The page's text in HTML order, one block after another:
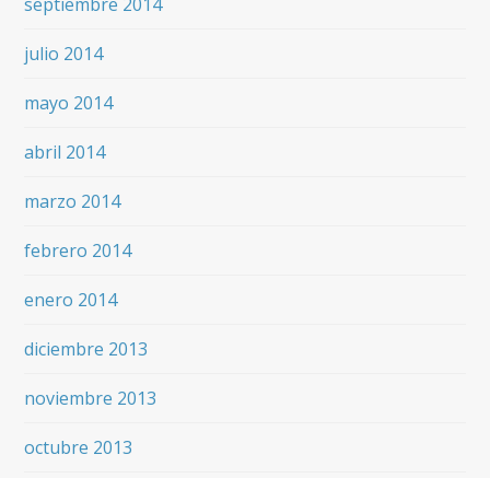
julio 2014
mayo 2014
abril 2014
marzo 2014
febrero 2014
enero 2014
diciembre 2013
noviembre 2013
octubre 2013